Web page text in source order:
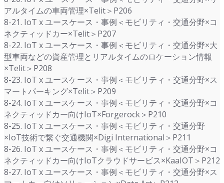
アルタイムの車両管理×Telit＞P206
8-21. IoT x ユースケース・事例＜モビリティ・交通分野×コ
ネクティッドカー×Telit＞P207
8-22. IoT x ユースケース・事例＜モビリティ・交通分野×大
型車両などの資産管理とリアルタイムのロケーション情報
×Telit＞P208
8-23. IoT x ユースケース・事例＜モビリティ・交通分野×ス
マートパーキング×Telit＞P209
8-24. IoT x ユースケース・事例＜モビリティ・交通分野×コ
ネクティッドカー向けIoT×Forgerock＞P210
8-25. IoT x ユースケース・事例＜モビリティ・交通分野
×IoT技術で繋ぐ交通機関×Digi International＞P211
8-26. IoT x ユースケース・事例＜モビリティ・交通分野×コ
ネクティッドカー向けIoTクラウドサービス×KaaIOT＞P212
8-27. IoT x ユースケース・事例＜モビリティ・交通分野×ス